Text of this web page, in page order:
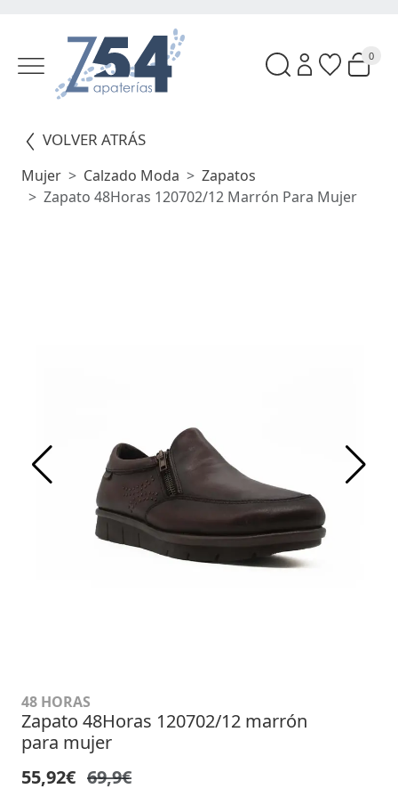
0
VOLVER ATRÁS
Mujer Calzado Moda
Zapatos
Zapato 48Horas 120702/12 Marrón Para Mujer
48 HORAS
Zapato 48Horas 120702/12 marrón
para mujer
55,92€ 69,9€